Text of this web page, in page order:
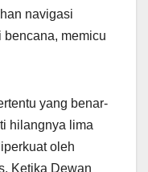
navigasi
memicu
yang benar-
hilangnya lima
oleh
Ketika Dewan